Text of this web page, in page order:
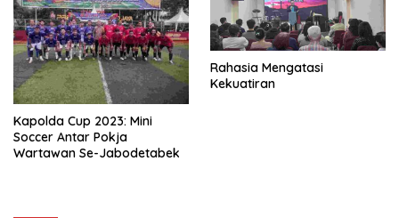
Kapolda Cup 2023: Mini
Soccer Antar Pokja
Wartawan Se-Jabodetabek
Rahasia Mengatasi
Kekuatiran